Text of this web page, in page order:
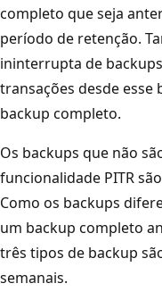
completo que seja
período de retenção.
ininterrupta de
transações desde
backup completo.
Os backups que não
funcionalidade PITR
Como os backups
um backup completo
três tipos de backup
semanais.